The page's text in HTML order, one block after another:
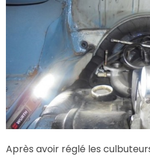
Après avoir réglé les